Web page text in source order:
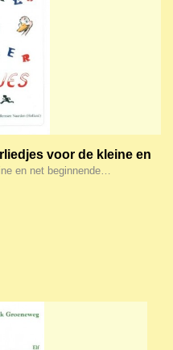
voor de kleine en
en net beginnende…